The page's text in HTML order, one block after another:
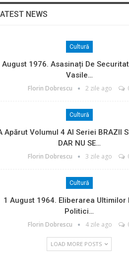
NEWS
Cultură
August 1976. Asasinați De
Vasile…
Florin Dobrescu 2 zile ago
Cultură
Apărut Volumul 4 Al Seriei BRAZII
DAR NU SE…
Florin Dobrescu 3 zile ago
Cultură
1 August 1964. Eliberarea Ultimilor
Politici…
Florin Dobrescu 4 zile ago
LOAD MORE POSTS